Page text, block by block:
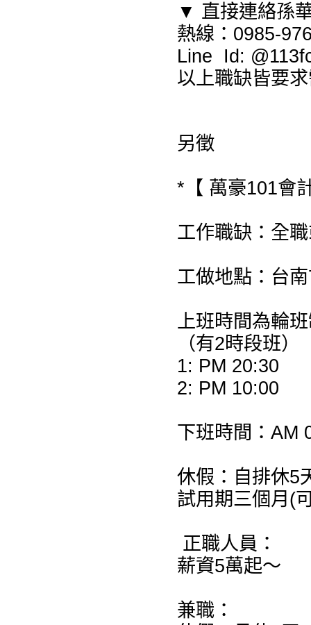
▼ 直接連絡孫
熱線：0985-
Line Id:
以上職缺皆要
另徵
*【 萬豪101會
工作職缺：全
工做地點：台
上班時間為輪
（有2時段班）
1: PM 20:30
2: PM 10:00
下班時間：AM
休假：自排休5
試用期三個月(
正職人員：
薪資5萬起～
兼職：